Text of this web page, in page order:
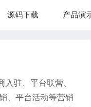
源码下载 产品演
驻、平台联营、
、平台活动等营销